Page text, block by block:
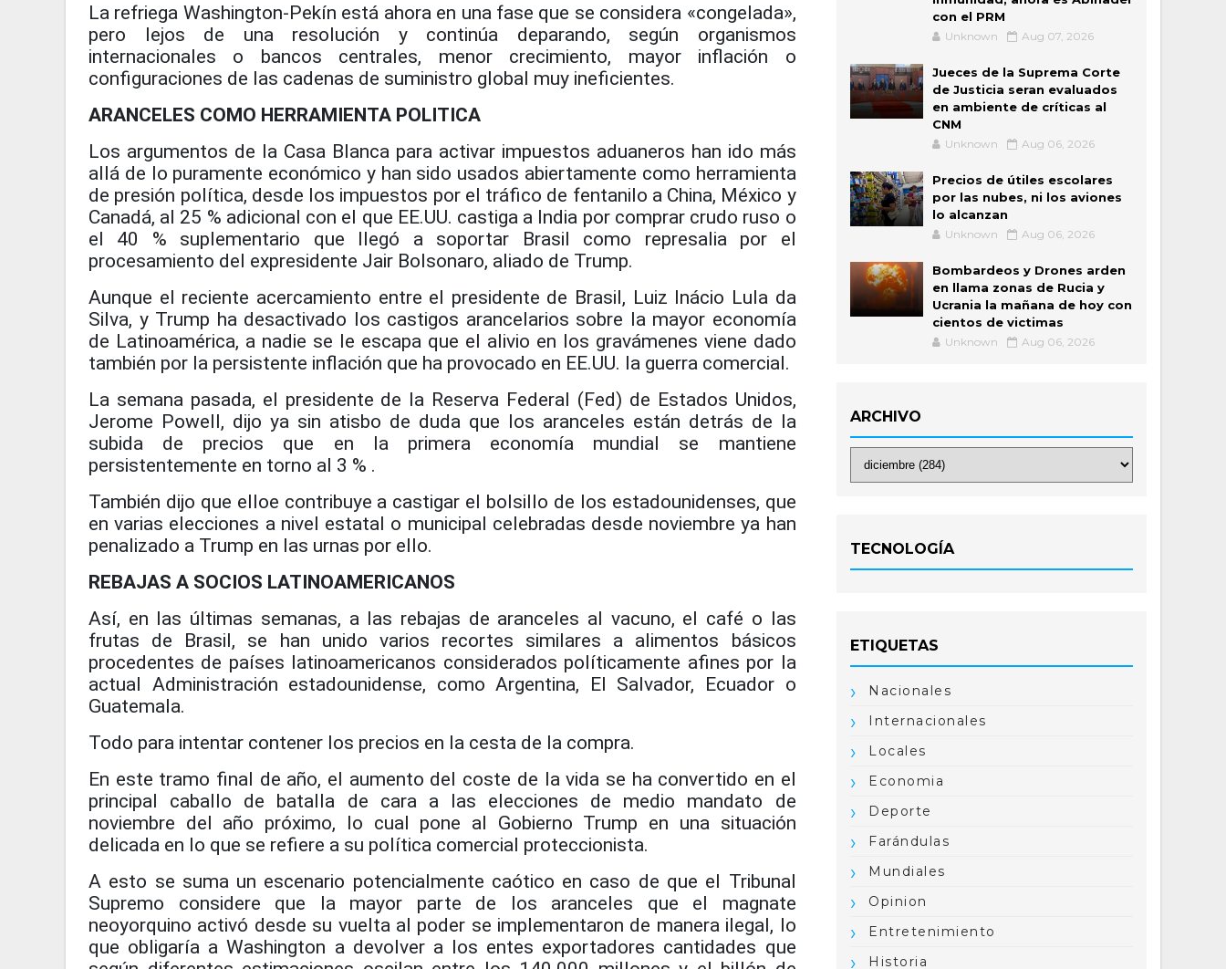
La refriega Washington-Pekín está ahora en una fase que se considera «congelada»,
pero lejos de una resolución y continúa deparando, según organismos
internacionales o bancos centrales, menor crecimiento, mayor inflación o
configuraciones de las cadenas de suministro global muy ineficientes.
ARANCELES COMO HERRAMIENTA POLITICA
Los argumentos de la Casa Blanca para activar impuestos aduaneros han ido más
allá de lo puramente económico y han sido usados abiertamente como herramienta
de presión política, desde los impuestos por el tráfico de fentanilo a China, México y
Canadá, al 25 % adicional con el que EE.UU. castiga a India por comprar crudo ruso o
el 40 % suplementario que llegó a soportar Brasil como represalia por el
procesamiento del expresidente Jair Bolsonaro, aliado de Trump.
Aunque el reciente acercamiento entre el presidente de Brasil, Luiz Inácio Lula da
Silva, y Trump ha desactivado los castigos arancelarios sobre la mayor economía
de Latinoamérica, a nadie se le escapa que el alivio en los gravámenes viene dado
también por la persistente inflación que ha provocado en EE.UU. la guerra comercial.
La semana pasada, el presidente de la Reserva Federal (Fed) de Estados Unidos,
Jerome Powell, dijo ya sin atisbo de duda que los aranceles están detrás de la
subida de precios que en la primera economía mundial se mantiene
persistentemente en torno al 3 % .
También dijo que elloe contribuye a castigar el bolsillo de los estadounidenses, que
en varias elecciones a nivel estatal o municipal celebradas desde noviembre ya han
penalizado a Trump en las urnas por ello.
REBAJAS A SOCIOS LATINOAMERICANOS
Así, en las últimas semanas, a las rebajas de aranceles al vacuno, el café o las
frutas de Brasil, se han unido varios recortes similares a alimentos básicos
procedentes de países latinoamericanos considerados políticamente afines por la
actual Administración estadounidense, como Argentina, El Salvador, Ecuador o
Guatemala.
Todo para intentar contener los precios en la cesta de la compra.
En este tramo final de año, el aumento del coste de la vida se ha convertido en el
principal caballo de batalla de cara a las elecciones de medio mandato de
noviembre del año próximo, lo cual pone al Gobierno Trump en una situación
delicada en lo que se refiere a su política comercial proteccionista.
A esto se suma un escenario potencialmente caótico en caso de que el Tribunal
Supremo considere que la mayor parte de los aranceles que el magnate
neoyorquino activó desde su vuelta al poder se implementaron de manera ilegal, lo
que obligaría a Washington a devolver a los entes exportadores cantidades que
con el PRM
Unknown Aug 07, 2026
Jueces de la Suprema Corte
de Justicia seran evaluados
en ambiente de críticas al
CNM
Unknown Aug 06, 2026
Precios de útiles escolares
por las nubes, ni los aviones
lo alcanzan
Unknown Aug 06, 2026
Bombardeos y Drones arden
en llama zonas de Rucia y
Ucrania la mañana de hoy con
cientos de victimas
Unknown Aug 06, 2026
ARCHIVO
TECNOLOGÍA
ETIQUETAS
Nacionales
Internacionales
Locales
Economia
Deporte
Farándulas
Mundiales
Opinion
Entretenimiento
Historia